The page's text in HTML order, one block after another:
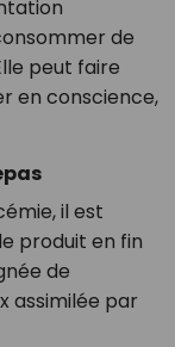
de
peut faire
en conscience,
il est
produit en fin
de
assimilée par